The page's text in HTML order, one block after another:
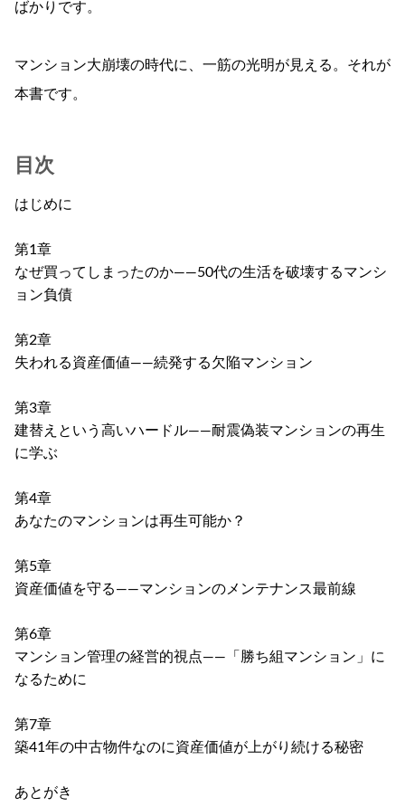
ばかりです。
マンション大崩壊の時代に、一筋の光明が見える。それが
本書です。
目次
はじめに
第1章
なぜ買ってしまったのか――50代の生活を破壊するマンシ
ョン負債
第2章
失われる資産価値――続発する欠陥マンション
第3章
建替えという高いハードル――耐震偽装マンションの再生
に学ぶ
第4章
あなたのマンションは再生可能か？
第5章
資産価値を守る――マンションのメンテナンス最前線
第6章
マンション管理の経営的視点――「勝ち組マンション」に
なるために
第7章
築41年の中古物件なのに資産価値が上がり続ける秘密
あとがき